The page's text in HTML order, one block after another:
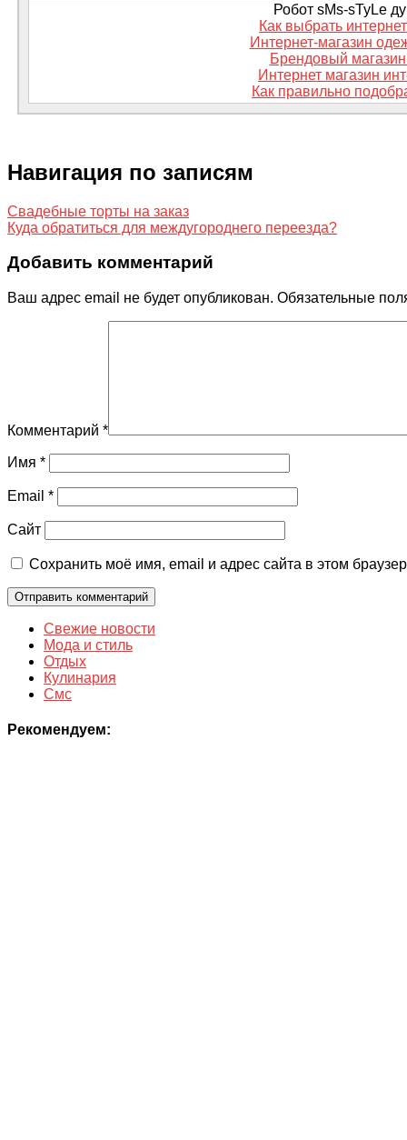
Робот sMs-sTyLe
Как выбрать
Интернет-магазин
Брендовый
Интернет магазин
Как правильно
Навигация по записям
Свадебные торты на заказ
Куда обратиться для междугороднего переезда?
Добавить комментарий
Ваш адрес email не будет опубликован. Обязательные
Комментарий *
Имя *
Email *
Сайт
Сохранить моё имя, email и адрес сайта в этом
Свежие новости
Мода и стиль
Отдых
Кулинария
Смс
Рекомендуем: